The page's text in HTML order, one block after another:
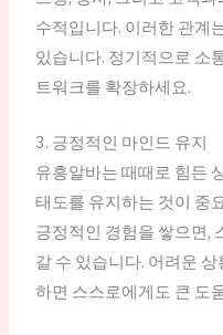
수적입니다. 이러한 관계
있습니다. 정기적으로 소
트워크를 확장하세요.
3. 긍정적인 마인드 유지
유흥알바는 때때로 힘든
태도를 유지하는 것이 중
긍정적인 경험을 쌓으면,
갈 수 있습니다. 어려운
하면 스스로에게도 큰 도